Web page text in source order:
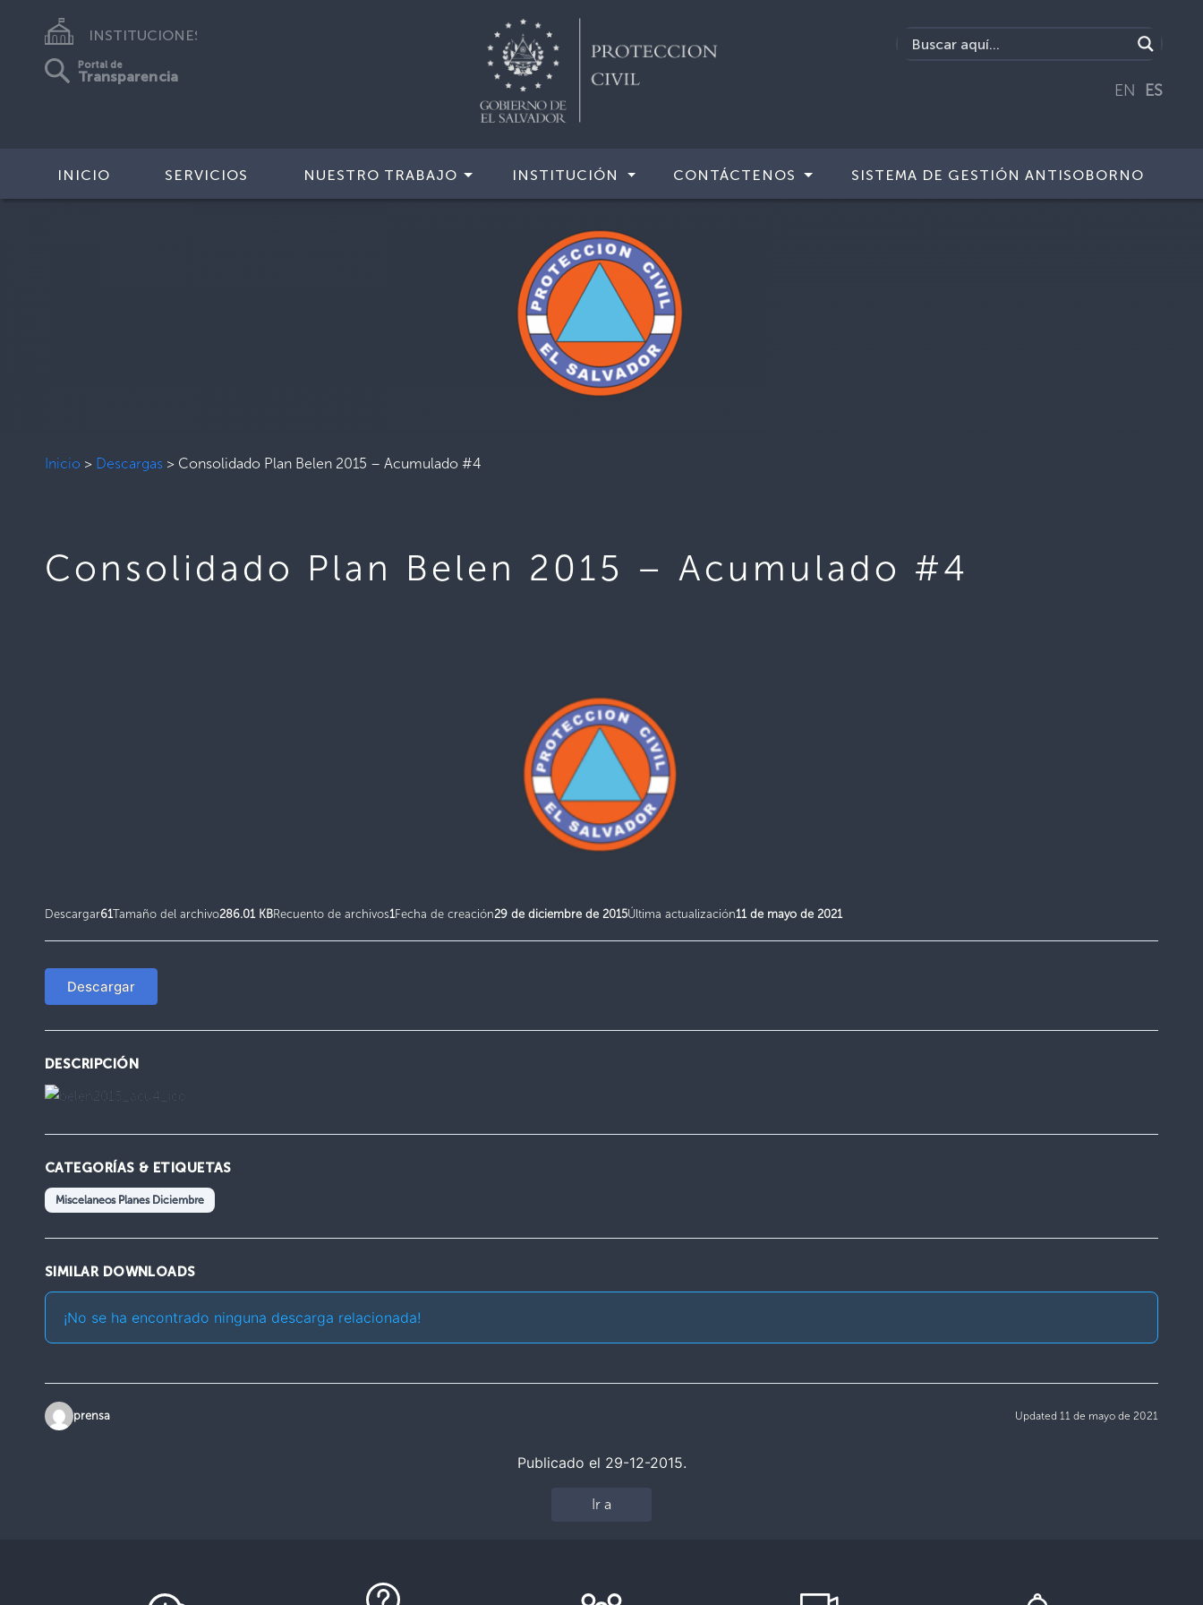
INSTITUCIONES
Portal de
Transparencia
EN ES
INICIO SERVICIOS NUESTRO TRABAJO INSTITUCIÓN CONTÁCTENOS SISTEMA DE GESTIÓN ANTISOBORNO
Inicio > Descargas > Consolidado Plan Belen 2015 – Acumulado #4
Consolidado Plan Belen 2015 – Acumulado #4
Descargar61Tamaño del archivo286.01 KBRecuento de archivos1Fecha de creación29 de diciembre de 2015Última actualización11 de mayo de 2021
Descargar
DESCRIPCIÓN
CATEGORÍAS & ETIQUETAS
Miscelaneos Planes Diciembre
SIMILAR DOWNLOADS
¡No se ha encontrado ninguna descarga relacionada!
prensa Updated 11 de mayo de 2021
Publicado el 29-12-2015.
Ir a